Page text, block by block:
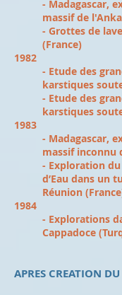
- Madagascar,
massif de
- Grottes de
(France)
1982
- Etude des
karstiques
- Etude des
karstiques
1983
- Madagascar,
massif inconnu
- Exploration
d’Eau dans un
Réunion
1984
- Explorations
Cappadoce
APRES CREATION